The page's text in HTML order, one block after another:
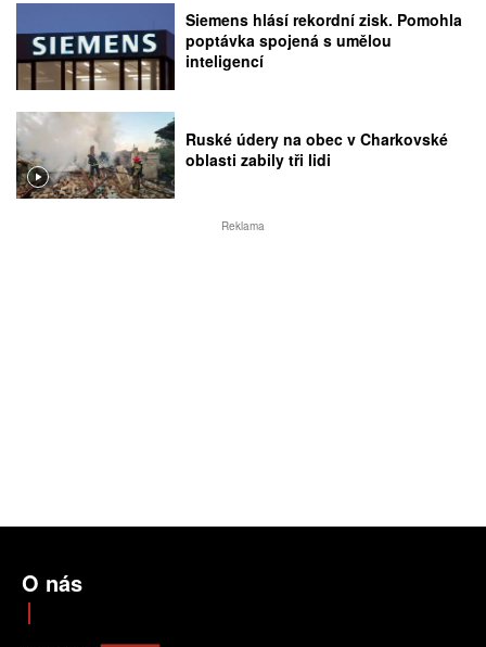
Siemens hlásí rekordní zisk. Pomohla
poptávka spojená s umělou
inteligencí
Ruské údery na obec v Charkovské
oblasti zabily tři lidi
Reklama
O nás